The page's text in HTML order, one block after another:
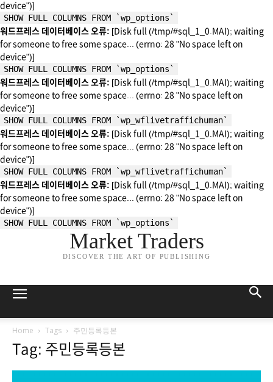
device")]
SHOW FULL COLUMNS FROM `wp_options`
워드프레스 데이터베이스 오류: [Disk full (/tmp/#sql_1_0.MAI); waiting
for someone to free some space... (errno: 28 "No space left on
device")]
SHOW FULL COLUMNS FROM `wp_options`
워드프레스 데이터베이스 오류: [Disk full (/tmp/#sql_1_0.MAI); waiting
for someone to free some space... (errno: 28 "No space left on
device")]
SHOW FULL COLUMNS FROM `wp_wflivetraffichuman`
워드프레스 데이터베이스 오류: [Disk full (/tmp/#sql_1_0.MAI); waiting
for someone to free some space... (errno: 28 "No space left on
device")]
SHOW FULL COLUMNS FROM `wp_wflivetraffichuman`
워드프레스 데이터베이스 오류: [Disk full (/tmp/#sql_1_0.MAI); waiting
for someone to free some space... (errno: 28 "No space left on
device")]
SHOW FULL COLUMNS FROM `wp_options`
Market Traders
DISCOVER THE ART OF PUBLISHING
Home Tags 주민등록등본
Tag: 주민등록등본